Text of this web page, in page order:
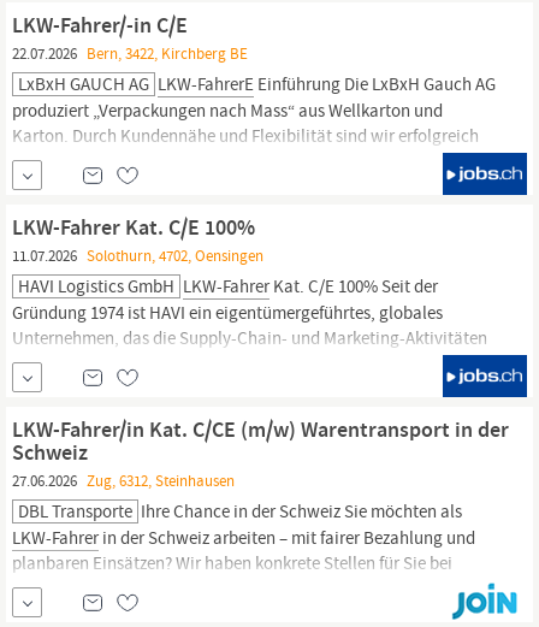
tagsüber einsetzen Sie bereiten Ihr Fahrzeug vor und finden es
LKW-Fahrer/-in C/E
22.07.2026 Bern, 3422, Kirchberg BE
LxBxH GAUCH AG LKW-FahrerE Einführung Die LxBxH Gauch AG
produziert „Verpackungen nach Mass“ aus Wellkarton und
Karton. Durch Kundennähe und Flexibilität sind wir erfolgreich
im Markt positioniert. Laufende technologische
Weiterentwicklungen und ein starkes Netzwerk über die gesamte
Lieferkette machen uns zu einem leistungsfähigen Partner für
unsere Kunden. Zur...
LKW-Fahrer Kat. C/E 100%
11.07.2026 Solothurn, 4702, Oensingen
HAVI Logistics GmbH LKW-FahrerKat. C/E 100% Seit der
Gründung 1974 ist HAVI ein eigentümergeführtes, globales
Unternehmen, das die Supply-Chain- und Marketing-Aktivitäten
für viele der bekanntesten Marken der Welt organisiert, optimiert
und vorantreibt. Bei HAVI möchten wir jeden Tag unsere Zukunft
ein bisschen besser machen, indem wir zusammenarbeiten,
nachhaltige Produkte
LKW-Fahrer/in Kat. C/CE (m/w) Warentransport in der
Schweiz
27.06.2026 Zug, 6312, Steinhausen
DBL Transporte Ihre Chance in der Schweiz Sie möchten als
LKW-Fahrerin der Schweiz arbeiten – mit fairer Bezahlung und
planbaren Einsätzen? Wir haben konkrete Stellen für Sie bei
verschiedenen Transportunternehmen in der Schweiz. Sie starten
bei uns in einer Anstellung und werden bei passenden Betrieben